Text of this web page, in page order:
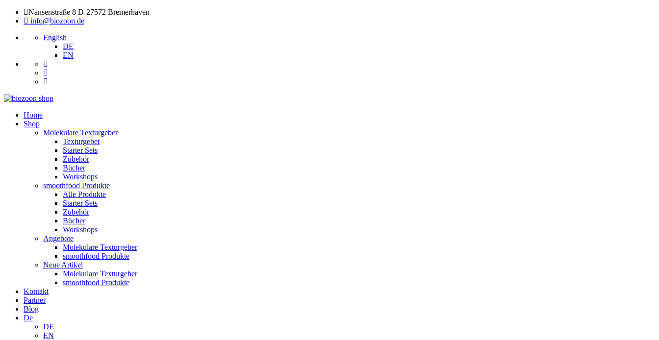
Nansenstraße 8 D-27572 Bremerhaven
info@biozoon.de
English
DE
EN
Home
Shop
Molekulare Texturgeber
Texturgeber
Starter Sets
Zubehör
Bücher
Workshops
smoothfood Produkte
Alle Produkte
Starter Sets
Zubehör
Bücher
Workshops
Angebote
Molekulare Texturgeber
smoothfood Produkte
Neue Artikel
Molekulare Texturgeber
smoothfood Produkte
Kontakt
Partner
Blog
De
DE
EN